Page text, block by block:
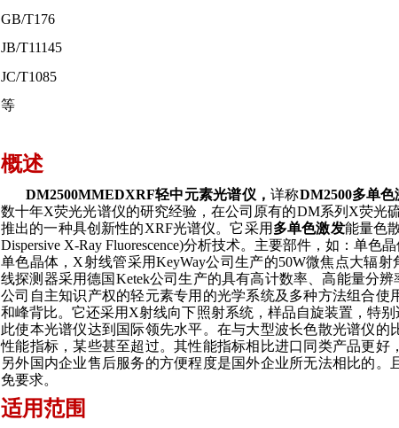
GB/T176
JB/T11145
JC/T1085
等
概述
DM2500MMEDXRF轻中元素光谱仪，详称DM2500多单色
数十年X荧光光谱仪的研究经验，在公司原有的DM系列 X荧光
推出的一种具创新性的XRF光谱仪。它采用 多单色激发能量色
Dispersive X-Ray Fluorescence)分析技术。主要部件，如：单色
单色晶体， X射线管采用KeyWay公司生产的50W微焦点大辐射
线探测器采用德国Ketek公司生产的具有高计数率、高能量分辨
公司自主知识产权的轻元素专用的光学系统及多种方法组合
和峰背比。它还采用 X射线向下照射系统，样品自旋装置，特
此使本光谱仪达到国际领先水平。在与大型波长色散光谱仪
性能指标，某些甚至超过。其性能指标相比进口同类产品更好
另外国内企业售后服务的方便程度是国外企业所无法相比的
免要求。
适用范围